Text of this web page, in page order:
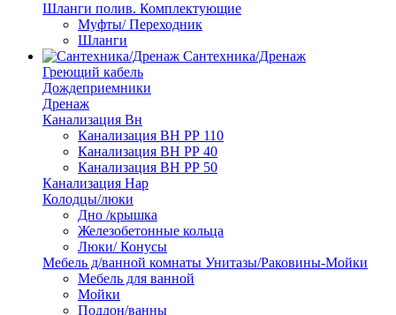
Шланги полив. Комплектующие
Муфты/ Переходник
Шланги
Сантехника/Дренаж
Греющий кабель
Дождеприемники
Дренаж
Канализация Вн
Канализация ВН РР 110
Канализация ВН РР 40
Канализация ВН РР 50
Канализация Нар
Колодцы/люки
Дно /крышка
Железобетонные кольца
Люки/ Конусы
Мебель д/ванной комнаты Унитазы/Раковины-Мойки
Мебель для ванной
Мойки
Поддон/ванны